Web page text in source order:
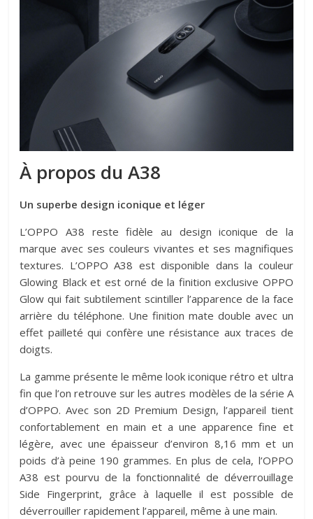
À propos du A38
Un superbe design iconique et léger
L’OPPO A38 reste fidèle au design iconique de la
marque avec ses couleurs vivantes et ses magnifiques
textures. L’OPPO A38 est disponible dans la couleur
Glowing Black et est orné de la finition exclusive OPPO
Glow qui fait subtilement scintiller l’apparence de la face
arrière du téléphone. Une finition mate double avec un
effet pailleté qui confère une résistance aux traces de
doigts.
La gamme présente le même look iconique rétro et ultra
fin que l’on retrouve sur les autres modèles de la série A
d’OPPO. Avec son 2D Premium Design, l’appareil tient
confortablement en main et a une apparence fine et
légère, avec une épaisseur d’environ 8,16 mm et un
poids d’à peine 190 grammes. En plus de cela, l’OPPO
A38 est pourvu de la fonctionnalité de déverrouillage
Side Fingerprint, grâce à laquelle il est possible de
déverrouiller rapidement l’appareil, même à une main.